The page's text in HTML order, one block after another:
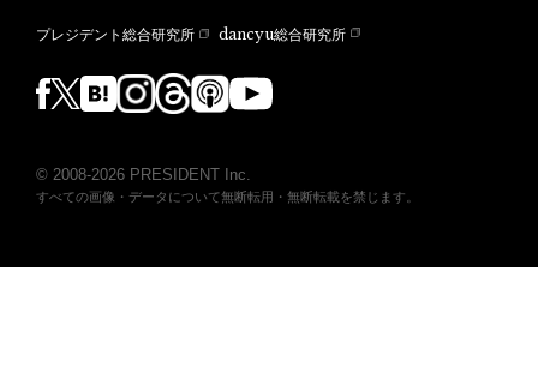
プレジデント総合研究所 dancyu総合研究所
© 2008-2026 PRESIDENT Inc.
すべての画像・データについて無断転用・無断転載を禁じます。